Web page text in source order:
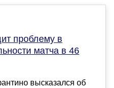
проблему в
матча в 46
высказался об